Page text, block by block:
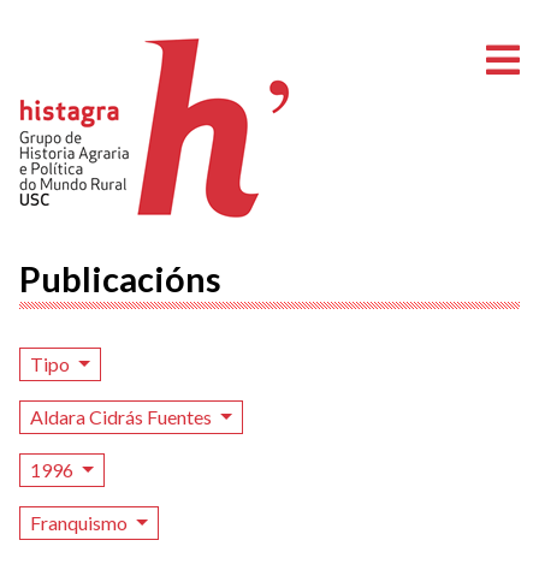
Publicacións
Tipo
Aldara Cidrás Fuentes
1996
Franquismo